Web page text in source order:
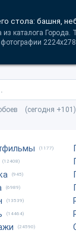
стола: башня,
из каталога Города.
(сегодня
(1177)
(12408)
(945)
(6989)
(13539)
(14464)
(24590)